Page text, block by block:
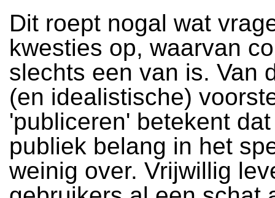
Dit roept nogal wat
kwesties op, waarvan
slechts een van is. Van
(en idealistische)
'publiceren' betekent
publiek belang in het
weinig over. Vrijwillig